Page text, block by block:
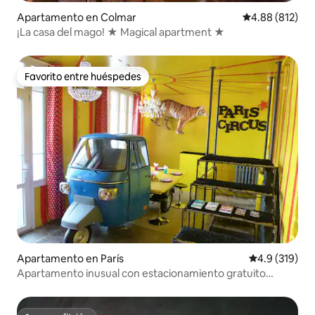
Apartamento en Colmar Calificación
4.88 (812)
¡La casa del mago! ★ Magical apartment ★
Favorito entre huéspedes
Favorito entre huéspedes
Apartamento en París Calificación
4.9 (319)
Apartamento inusual con estacionamiento gratuito